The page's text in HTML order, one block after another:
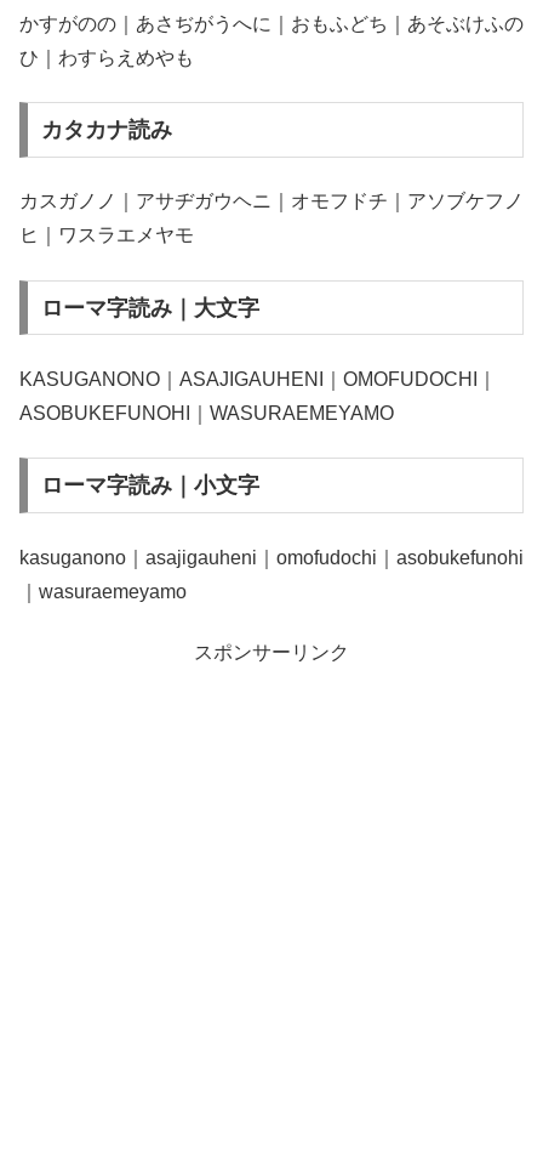
かすがのの｜あさぢがうへに｜おもふどち｜あそぶけふの
ひ｜わすらえめやも
カタカナ読み
カスガノノ｜アサヂガウヘニ｜オモフドチ｜アソブケフノ
ヒ｜ワスラエメヤモ
ローマ字読み｜大文字
KASUGANONO｜ASAJIGAUHENI｜OMOFUDOCHI｜
ASOBUKEFUNOHI｜WASURAEMEYAMO
ローマ字読み｜小文字
kasuganono｜asajigauheni｜omofudochi｜asobukefunohi
｜wasuraemeyamo
スポンサーリンク